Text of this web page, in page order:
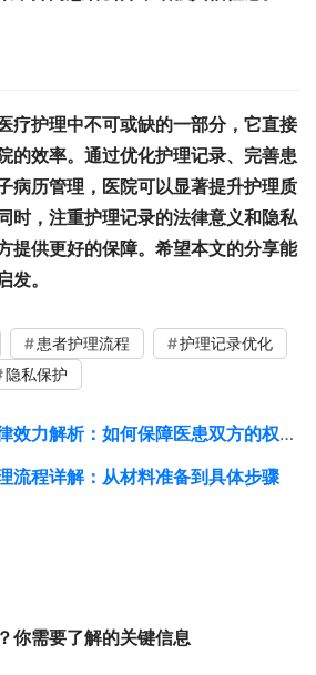
疗护理中不可或缺的一部分，它直接
的效率。通过优化护理记录、完善患
病历管理，医院可以显著提升护理质
时，注重护理记录的法律意义和隐私
提供更好的保障。希望本文的分享能
发。
患者护理流程
护理记录优化
隐私保护
力解析：如何保障医患双方的权益？
流程详解：从材料准备到具体步骤
你需要了解的关键信息